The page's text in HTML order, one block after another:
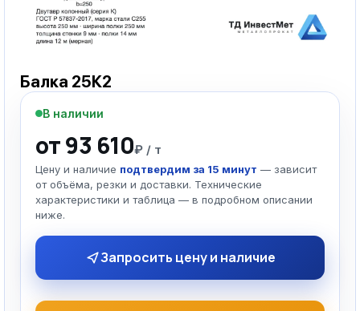
Балка 25К2
В наличии
от 93 610₽ / т
Цену и наличие подтвердим за 15 минут — зависит
от объёма, резки и доставки. Технические
характеристики и таблица — в подробном описании
ниже.
Запросить цену и наличие